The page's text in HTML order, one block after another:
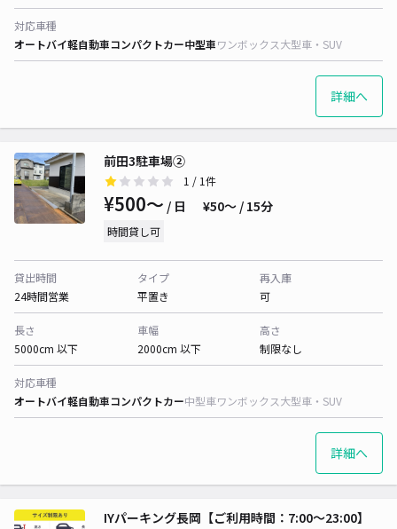
対応車種
オートバイ軽自動車コンパクトカー中型車ワンボックス大型車・SUV
詳細へ
前田3駐車場②
1 / 1件
¥500〜 / 日 ¥50〜 / 15分
時間貸し可
貸出時間
24時間営業
タイプ
平置き
再入庫
可
長さ
5000cm 以下
車幅
2000cm 以下
高さ
制限なし
対応車種
オートバイ軽自動車コンパクトカー中型車ワンボックス大型車・SUV
詳細へ
IYパーキング長岡【ご利用時間：7:00〜23:00】